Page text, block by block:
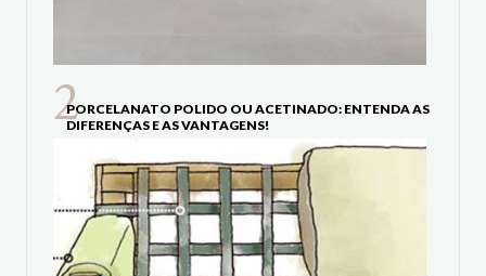
PORCELANATO POLIDO OU ACETINADO: ENTENDA AS
DIFERENÇAS E AS VANTAGENS!